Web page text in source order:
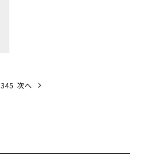
345 次へ